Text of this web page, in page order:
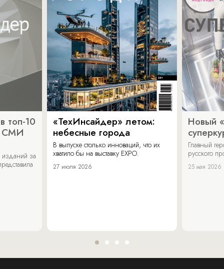
топ-10
СМИ
изданий за
«ТехИнсайдер» летом:
небесные города
В выпуске столько инноваций, что их
хватило бы на выставку EXPO.
27 июля 2026
Новый
Главный
русского
25 мая 2026